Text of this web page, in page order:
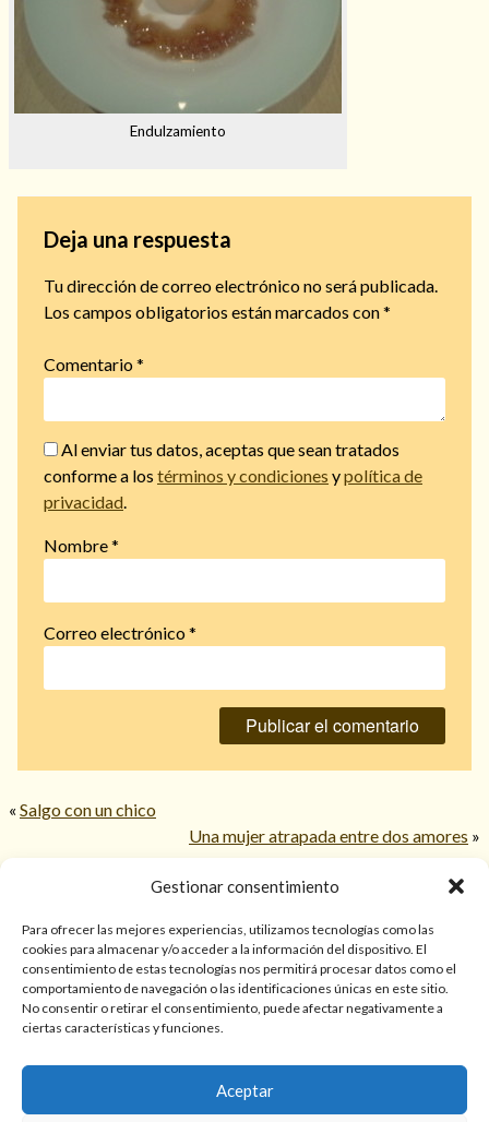
Gestionar consentimiento
Para ofrecer las mejores experiencias, utilizamos tecnologías como las
cookies para almacenar y/o acceder a la información del dispositivo. El
consentimiento de estas tecnologías nos permitirá procesar datos como el
comportamiento de navegación o las identificaciones únicas en este sitio.
No consentir o retirar el consentimiento, puede afectar negativamente a
ciertas características y funciones.
Aceptar
Endulzamiento
Deja una respuesta
Tu dirección de correo electrónico no será publicada.
Los campos obligatorios están marcados con*
Comentario*
Al enviar tus datos, aceptas que sean tratados
conforme a los términos y condiciones ypolítica de
privacidad.
Nombre*
Correo electrónico*
« Salgo con un chico
Una mujer atrapada entre dos amores »
Sólo para mayores de 18 años. Las lecturas de cartas, hechizos,
amarres, endulzamientos, videncias y predicciones tienen
finalidad de entretenimiento y/o ayuda personal. Estos
psiquiátrica, financiera o legal. El resultado de cada servicio
puede variar de una persona a otra.